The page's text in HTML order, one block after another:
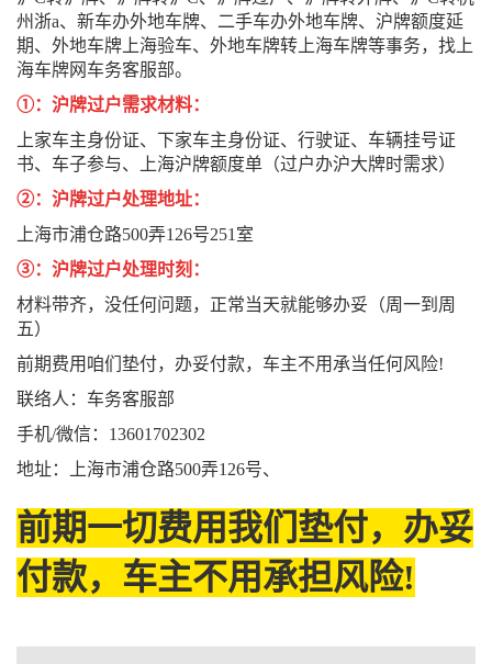
州浙a、新车办外地车牌、二手车办外地车牌、沪牌额度延
期、外地车牌上海验车、外地车牌转上海车牌等事务，找上
海车牌网车务客服部。
①：沪牌过户需求材料：
上家车主身份证、下家车主身份证、行驶证、车辆挂号证
书、车子参与、上海沪牌额度单（过户办沪大牌时需求）
②：沪牌过户处理地址：
上海市浦仓路500弄126号251室
③：沪牌过户处理时刻：
材料带齐，没任何问题，正常当天就能够办妥（周一到周
五）
前期费用咱们垫付，办妥付款，车主不用承当任何风险!
联络人：车务客服部
手机/微信：13601702302
地址：上海市浦仓路500弄126号、
前期一切费用我们垫付，办妥
付款，车主不用承担风险!